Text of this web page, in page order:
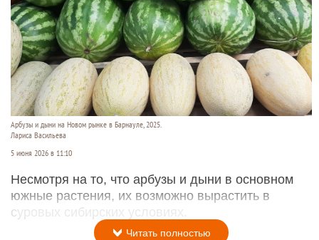
Арбузы и дыни на Новом рынке в Барнауле, 2025.
Лариса Васильева
5 июня 2026 в 11:10
Несмотря на то, что арбузы и дыни в основном
южные растения, их возможно вырастить в
суровых сибирских условиях.
Читать полностью